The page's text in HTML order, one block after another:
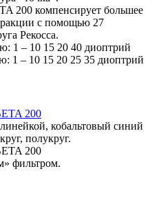
200 компенсирует большее
с помощью 27
Рекосса.
1 – 10 15 20 40 диоптрий
1 – 10 15 20 25 35 диоптрий
кобальтовый синий
полукруг.
фильтром.